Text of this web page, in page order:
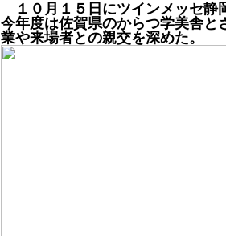
１０月１５日にツインメッセ静
今年度は佐賀県のからつ学美舎と
業や来場者との親交を深めた。